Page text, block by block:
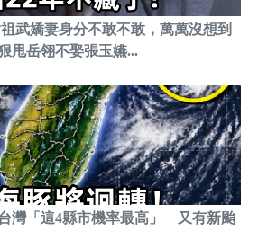
武嬌妻身分不敢不敢，萬萬沒想到
甩岳翎不娶張玉嬿...
灣「這4縣市機率最高」 又有新颱